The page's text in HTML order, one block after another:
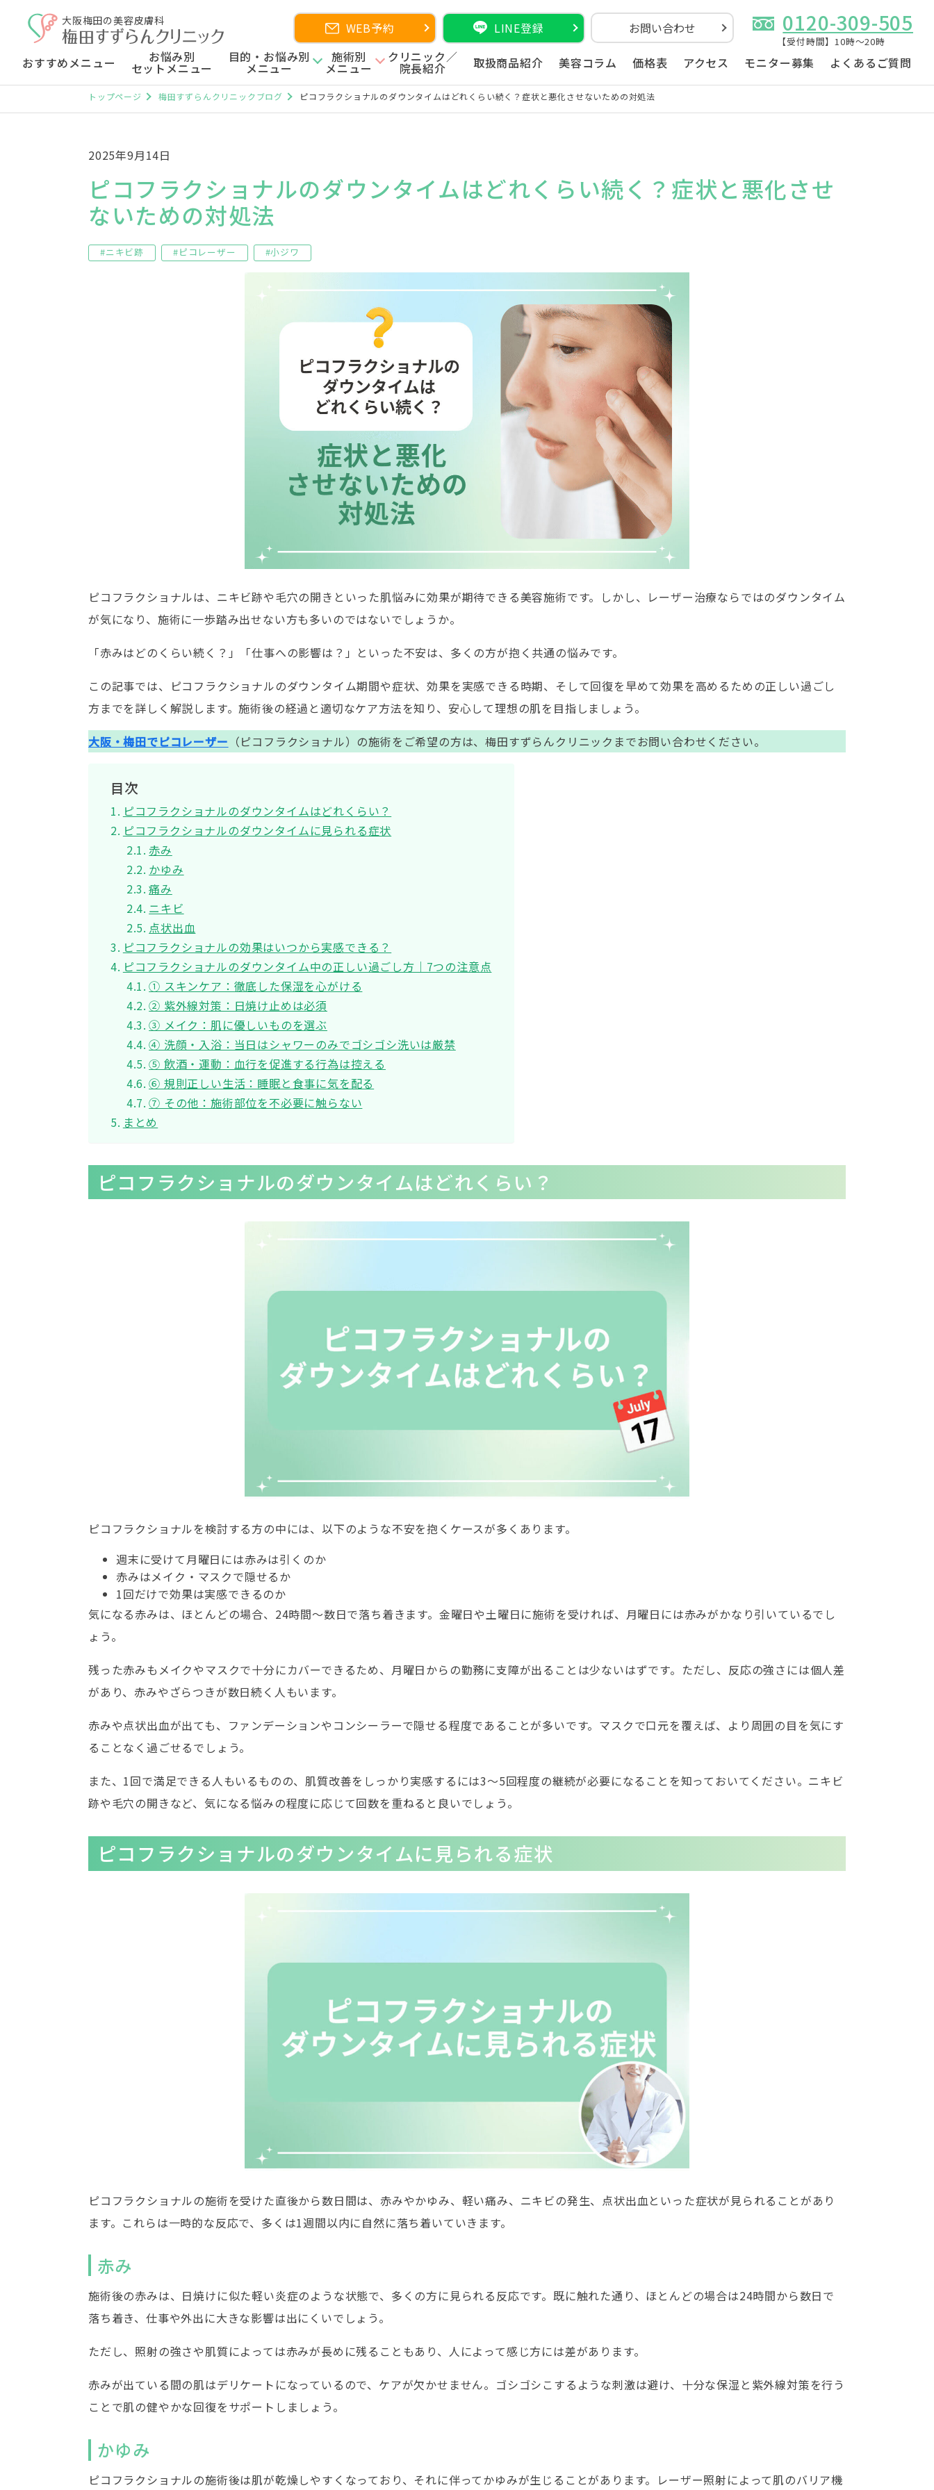
大阪梅田の美容皮膚科 WEB予約 LINE登録 お問い合わせ 0120-309-505
【受付時間】10時～20時
おすすめメニュー お悩み別
セットメニュー
目的・お悩み別
メニュー
施術別
メニュー
クリニック／
院長紹介 取扱商品紹介 美容コラム 価格表 アクセス モニター募集 よくあるご質問
トップページ 梅田すずらんクリニックブログ ピコフラクショナルのダウンタイムはどれくらい続く？症状と悪化させないための対処法
2025年9月14日
ピコフラクショナルのダウンタイムはどれくらい続く？症状と悪化させ
ないための対処法
#ニキビ跡 #ピコレーザー #小ジワ
ピコフラクショナルは、ニキビ跡や毛穴の開きといった肌悩みに効果が期待できる美容施術です。しかし、レーザー治療ならではのダウンタイム
が気になり、施術に一歩踏み出せない方も多いのではないでしょうか。
「赤みはどのくらい続く？」「仕事への影響は？」といった不安は、多くの方が抱く共通の悩みです。
この記事では、ピコフラクショナルのダウンタイム期間や症状、効果を実感できる時期、そして回復を早めて効果を高めるための正しい過ごし
方までを詳しく解説します。施術後の経過と適切なケア方法を知り、安心して理想の肌を目指しましょう。
大阪・梅田でピコレーザー （ピコフラクショナル）の施術をご希望の方は、梅田すずらんクリニックまでお問い合わせください。
目次
ピコフラクショナルのダウンタイムはどれくらい？
ピコフラクショナルのダウンタイムに見られる症状
赤み
かゆみ
痛み
ニキビ
点状出血
ピコフラクショナルの効果はいつから実感できる？
ピコフラクショナルのダウンタイム中の正しい過ごし方｜7つの注意点
① スキンケア：徹底した保湿を心がける
② 紫外線対策：日焼け止めは必須
③ メイク：肌に優しいものを選ぶ
④ 洗顔・入浴：当日はシャワーのみでゴシゴシ洗いは厳禁
⑤ 飲酒・運動：血行を促進する行為は控える
⑥ 規則正しい生活：睡眠と食事に気を配る
⑦ その他：施術部位を不必要に触らない
まとめ
ピコフラクショナルのダウンタイムはどれくらい？
ピコフラクショナルを検討する方の中には、以下のような不安を抱くケースが多くあります。
週末に受けて月曜日には赤みは引くのか
赤みはメイク・マスクで隠せるか
1回だけで効果は実感できるのか
気になる赤みは、ほとんどの場合、24時間〜数日で落ち着きます。金曜日や土曜日に施術を受ければ、月曜日には赤みがかなり引いているでし
ょう。
残った赤みもメイクやマスクで十分にカバーできるため、月曜日からの勤務に支障が出ることは少ないはずです。ただし、反応の強さには個人差
があり、赤みやざらつきが数日続く人もいます。
赤みや点状出血が出ても、ファンデーションやコンシーラーで隠せる程度であることが多いです。マスクで口元を覆えば、より周囲の目を気にす
ることなく過ごせるでしょう。
また、1回で満足できる人もいるものの、肌質改善をしっかり実感するには3〜5回程度の継続が必要になることを知っておいてください。ニキビ
跡や毛穴の開きなど、気になる悩みの程度に応じて回数を重ねると良いでしょう。
ピコフラクショナルのダウンタイムに見られる症状
ピコフラクショナルの施術を受けた直後から数日間は、赤みやかゆみ、軽い痛み、ニキビの発生、点状出血といった症状が見られることがあり
ます。これらは一時的な反応で、多くは1週間以内に自然に落ち着いていきます。
赤み
施術後の赤みは、日焼けに似た軽い炎症のような状態で、多くの方に見られる反応です。既に触れた通り、ほとんどの場合は24時間から数日で
落ち着き、仕事や外出に大きな影響は出にくいでしょう。
ただし、照射の強さや肌質によっては赤みが長めに残ることもあり、人によって感じ方には差があります。
赤みが出ている間の肌はデリケートになっているので、ケアが欠かせません。ゴシゴシこするような刺激は避け、十分な保湿と紫外線対策を行う
ことで肌の健やかな回復をサポートしましょう。
かゆみ
ピコフラクショナルの施術後は肌が乾燥しやすくなっており、それに伴ってかゆみが生じることがあります。レーザー照射によって肌のバリア機